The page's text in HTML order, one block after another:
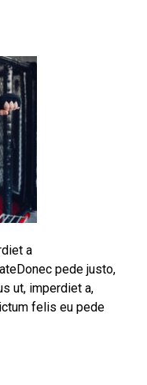
a
pede justo,
ut, imperdiet a,
felis eu pede